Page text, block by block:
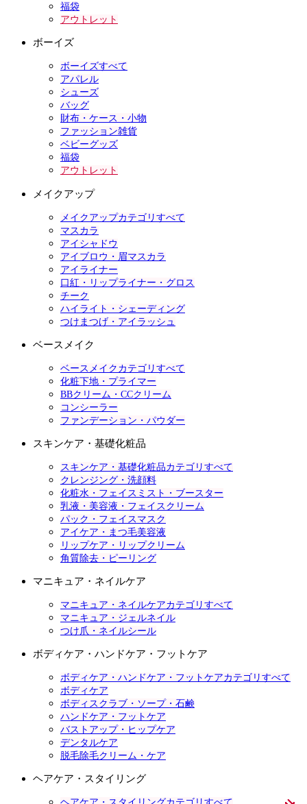
福袋
アウトレット
ボーイズ
ボーイズすべて
アパレル
シューズ
バッグ
財布・ケース・小物
ファッション雑貨
ベビーグッズ
福袋
アウトレット
メイクアップ
メイクアップカテゴリすべて
マスカラ
アイシャドウ
アイブロウ・眉マスカラ
アイライナー
口紅・リップライナー・グロス
チーク
ハイライト・シェーディング
つけまつげ・アイラッシュ
ベースメイク
ベースメイクカテゴリすべて
化粧下地・プライマー
BBクリーム・CCクリーム
コンシーラー
ファンデーション・パウダー
スキンケア・基礎化粧品
スキンケア・基礎化粧品カテゴリすべて
クレンジング・洗顔料
化粧水・フェイスミスト・ブースター
乳液・美容液・フェイスクリーム
パック・フェイスマスク
アイケア・まつ毛美容液
リップケア・リップクリーム
角質除去・ピーリング
マニキュア・ネイルケア
マニキュア・ネイルケアカテゴリすべて
マニキュア・ジェルネイル
つけ爪・ネイルシール
ボディケア・ハンドケア・フットケア
ボディケア・ハンドケア・フットケアカテゴリすべて
ボディケア
ボディスクラブ・ソープ・石鹸
ハンドケア・フットケア
バストアップ・ヒップケア
デンタルケア
脱毛除毛クリーム・ケア
ヘアケア・スタイリング